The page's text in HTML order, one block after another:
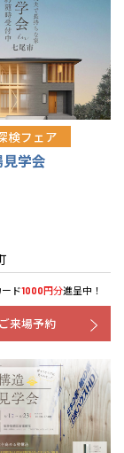
検フェア
学会
ド1000円分進呈中！
ご来場予約